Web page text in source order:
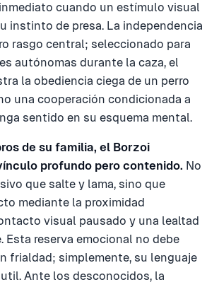
cuando un estímulo visual
instinto de presa. La independencia
rasgo central; seleccionado para
autónomas durante la caza, el
la obediencia ciega de un perro
una cooperación condicionada a
sentido en su esquema mental.
de su familia, el Borzoi
profundo pero contenido. No
que salte y lama, sino que
mediante la proximidad
visual pausado y una lealtad
Esta reserva emocional no debe
frialdad; simplemente, su lenguaje
Ante los desconocidos, la